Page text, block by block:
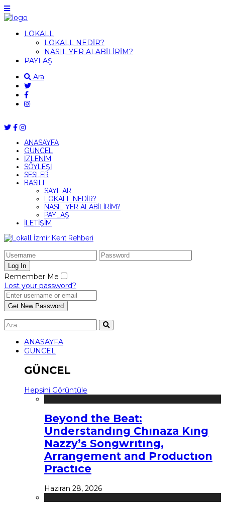
LOKALL
LOKALL NEDİR?
NASIL YER ALABİLİRİM?
PAYLAŞ
Ara
ANASAYFA
GÜNCEL
İZLENİM
SÖYLEŞİ
SESLER
BASILI
SAYILAR
LOKALL NEDİR?
NASIL YER ALABİLİRİM?
PAYLAŞ
İLETİŞİM
Remember Me
Lost your password?
ANASAYFA
GÜNCEL
GÜNCEL
Hepsini Görüntüle
Beyond the Beat:
Understandıng Chınaza Kıng
Nazzy’s Songwrıtıng,
Arrangement and Productıon
Practıce
Haziran 28, 2026